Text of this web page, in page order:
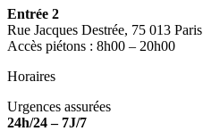
Entrée 2
Rue Jacques Destrée, 75 013 Paris
Accès piétons : 8h00 – 20h00
Horaires
Urgences assurées
24h/24 – 7J/7